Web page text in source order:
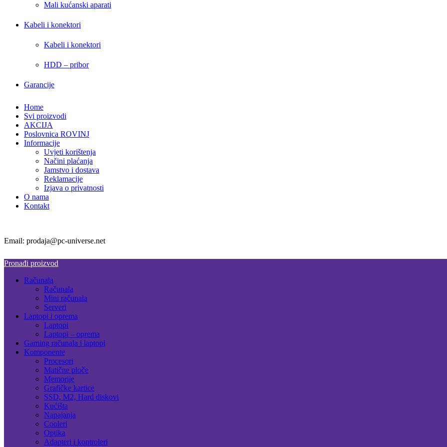
Mali kućanski aparati
Kabeli i konektori
Kabeli i konektori
HDD – pribor
Garancije
Home
Svi proizvodi
AKCIJA
Poslovnica ROVINJ
Informacije
Uvjeti korištenja
Načini plaćanja
Jamstvo i dostava
Reklamacije
Izjava o privatnosti
O nama
Kontakt
Email: prodaja@pc-universe.net
Pronađi proizvod
Računala
Računala
Mini računala
Serveri
Laptopi i oprema
Laptopi
Laptopi – oprema
Gaming računala i laptopi
Komponente
Procesori
Matične ploče
Memorije
Grafičke kartice
SSD, M2, Hard diskovi
Kućišta
Napajanja
Cooleri
Optika
Adapteri i kontroleri